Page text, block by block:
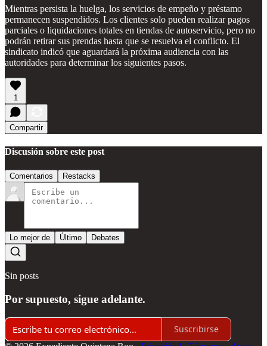
Mientras persista la huelga, los servicios de empeño y préstamo
permanecen suspendidos. Los clientes solo pueden realizar pagos
parciales o liquidaciones totales en tiendas de autoservicio, pero no
podrán retirar sus prendas hasta que se resuelva el conflicto. El
sindicato indicó que aguardará la próxima audiencia con las
autoridades para determinar los siguientes pasos.
1
Compartir
Discusión sobre este post
Comentarios Restacks
Lo mejor de Último Debates
Sin posts
Por supuesto, sigue adelante.
Suscribirse